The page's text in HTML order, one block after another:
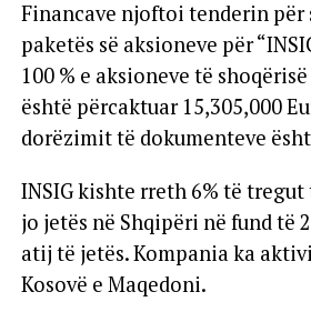
Financave njoftoi tenderin për
paketës së aksioneve për
100 % e aksioneve të shoqërisë
është përcaktuar 15,305,000
dorëzimit të dokumenteve
INSIG kishte rreth 6% të
jo jetës në Shqipëri në fund të
atij të jetës. Kompania ka
Kosovë e Maqedoni.